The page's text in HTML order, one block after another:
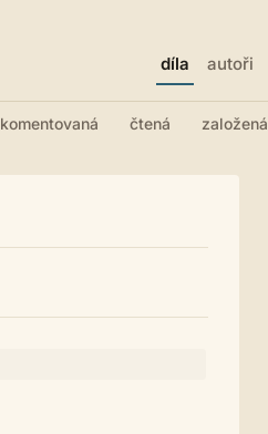
díla autoři
komentovaná čtená založená